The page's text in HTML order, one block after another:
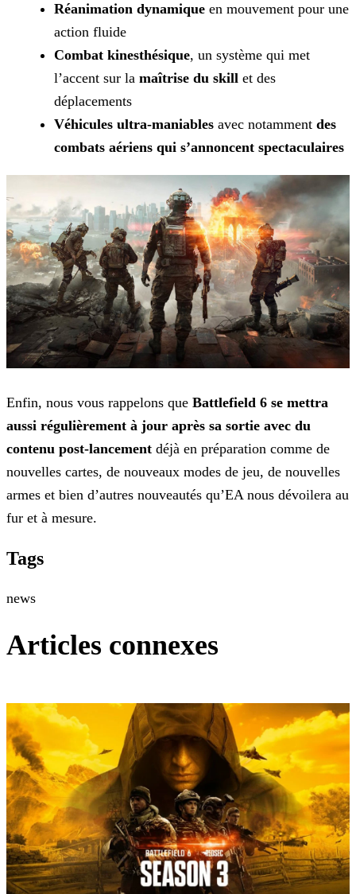
Réanimation dynamique en mouvement pour une
action fluide
Combat kinesthésique, un système qui met
l’accent sur la maîtrise du skill et des
déplacements
Véhicules ultra-maniables avec notamment des
combats aériens qui s’annoncent spectaculaires
Enfin, nous vous rappelons que Battlefield 6 se mettra
aussi régulièrement à jour après sa sortie avec du
contenu post-lancement déjà en préparation comme de
nouvelles cartes, de nouveaux modes de jeu, de nouvelles
armes et bien d’autres nouveautés qu’EA nous dévoilera au
fur et à mesure.
Tags
news
Articles connexes